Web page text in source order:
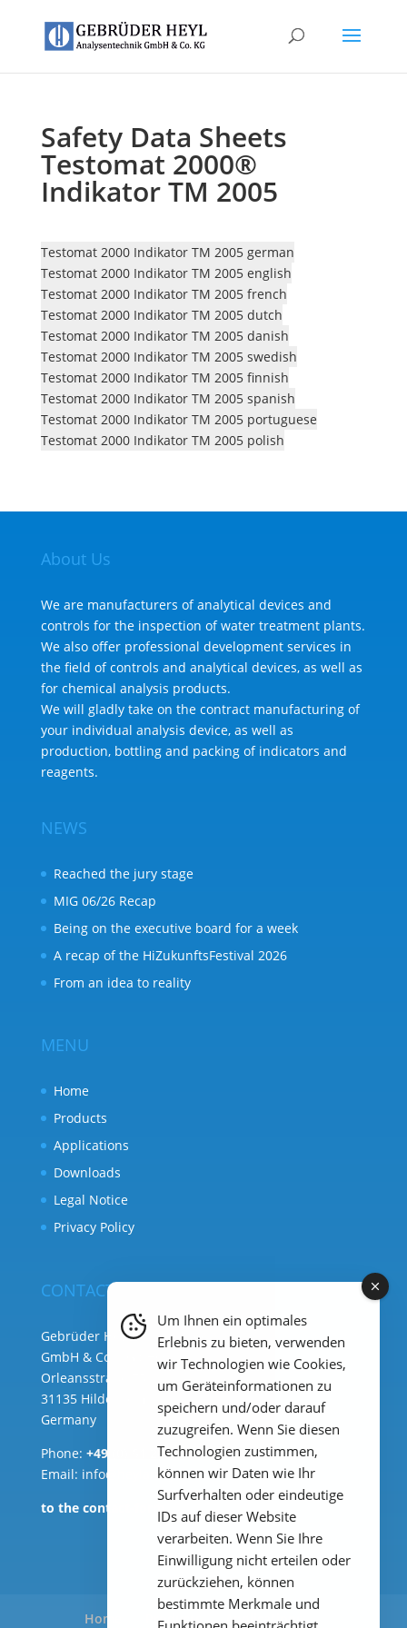
Safety Data Sheets
Testomat 2000®
Indikator TM 2005
Testomat 2000 Indikator TM 2005 german
Testomat 2000 Indikator TM 2005 english
Testomat 2000 Indikator TM 2005 french
Testomat 2000 Indikator TM 2005 dutch
Testomat 2000 Indikator TM 2005 danish
Testomat 2000 Indikator TM 2005 swedish
Testomat 2000 Indikator TM 2005 finnish
Testomat 2000 Indikator TM 2005 spanish
Testomat 2000 Indikator TM 2005 portuguese
Testomat 2000 Indikator TM 2005 polish
About Us
We are manufacturers of analytical devices and
controls for the inspection of water treatment plants.
We also offer professional development services in
the field of controls and analytical devices, as well as
for chemical analysis products.
We will gladly take on the contract manufacturing of
your individual analysis device, as well as
production, bottling and packing of indicators and
reagents.
NEWS
Reached the jury stage
MIG 06/26 Recap
Being on the executive board for a week
A recap of the HiZukunftsFestival 2026
From an idea to reality
MENU
Home
Products
Applications
Downloads
Legal Notice
Privacy Policy
CONTACT
Gebrüder Heyl Analysentechnik
GmbH & Co. KG ( HQ )
Orleansstraße 75b
31135 Hildesheim
Germany
Phone: +49 (0) 51 21 289 33 – 0
Email: info@heylanalysis.de
to the contact-form
Home Products Applications
Um Ihnen ein optimales
Erlebnis zu bieten, verwenden
wir Technologien wie Cookies,
um Geräteinformationen zu
speichern und/oder darauf
zuzugreifen. Wenn Sie diesen
Technologien zustimmen,
können wir Daten wie Ihr
Surfverhalten oder eindeutige
IDs auf dieser Website
verarbeiten. Wenn Sie Ihre
Einwilligung nicht erteilen oder
zurückziehen, können
bestimmte Merkmale und